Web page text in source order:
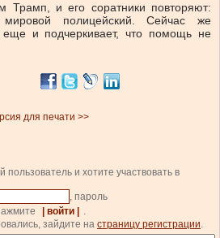
Трамп, и его соратники повторяют:
полицейский. Сейчас же
и подчеркивает, что помощь не
для печати >>
и хотите участвовать в
, пароль
| войти |
.
зайдите на страницу регистрации.